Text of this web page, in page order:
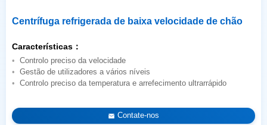
Centrífuga refrigerada de baixa velocidade de chão
Características：
Controlo preciso da velocidade
Gestão de utilizadores a vários níveis
Controlo preciso da temperatura e arrefecimento ultrarrápido
Contate-nos